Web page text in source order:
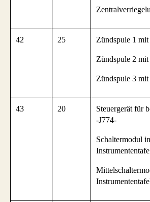
42 25 Zündspule 1
Zündspule 2
Zündspule 3
43 20
Steuergerät für
-J774-
Schaltermodul